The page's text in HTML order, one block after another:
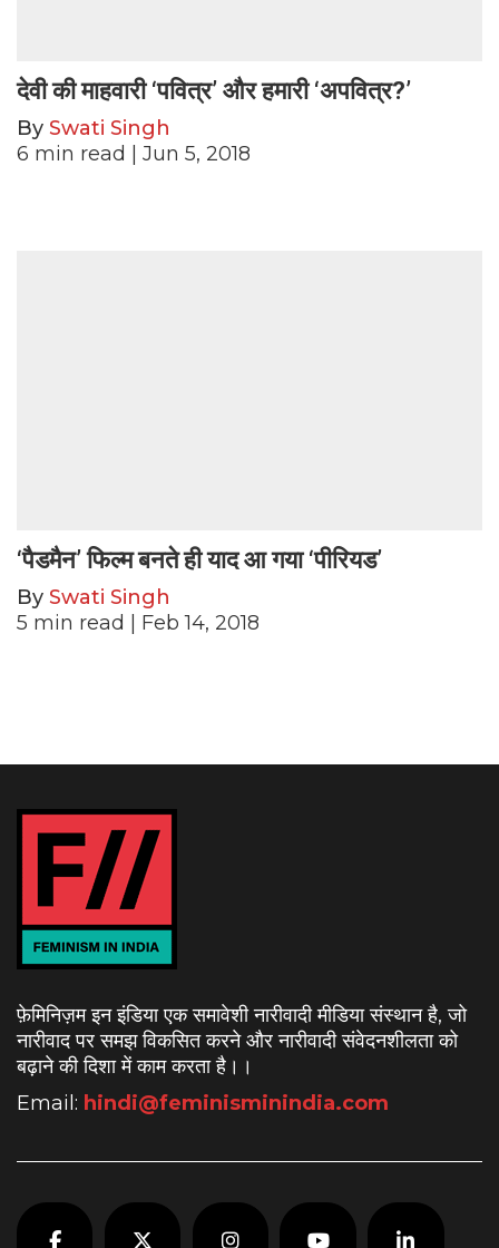
देवी की माहवारी ‘पवित्र’ और हमारी ‘अपवित्र?’
By Swati Singh
6 min read | Jun 5, 2018
‘पैडमैन’ फिल्म बनते ही याद आ गया ‘पीरियड’
By Swati Singh
5 min read | Feb 14, 2018
फ़ेमिनिज़म इन इंडिया एक समावेशी नारीवादी मीडिया संस्थान है, जो
नारीवाद पर समझ विकसित करने और नारीवादी संवेदनशीलता को
बढ़ाने की दिशा में काम करता है। ।
Email: hindi@feminisminindia.com